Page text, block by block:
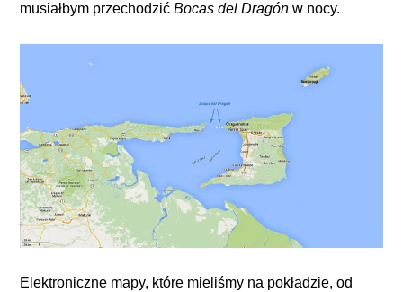
musiałbym przechodzićBocas del Dragón w nocy.
Elektroniczne mapy, które mieliśmy na pokładzie, od